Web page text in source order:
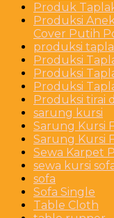
Produk
Produksi
Cover Putih
produksi
Produksi
Produksi
Produksi
Produksi tirai
sarung kursi
Sarung Kursi
Sarung Kursi
Sewa Karpet
sewa kursi
sofa
Sofa Single
Table Cloth